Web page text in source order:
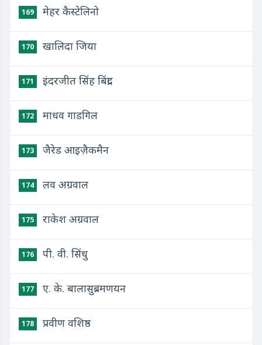
169 मेहर कैस्टेलिनो
170 खालिदा जिया
171 इंदरजीत सिंह बिंद्रा
172 माधव गाडगिल
173 जैरेड आइज़ैकमैन
174 लव अग्रवाल
175 राकेश अग्रवाल
176 पी. वी. सिंधु
177 ए. के. बालासुब्रमणयन
178 प्रवीण वशिष्ठ